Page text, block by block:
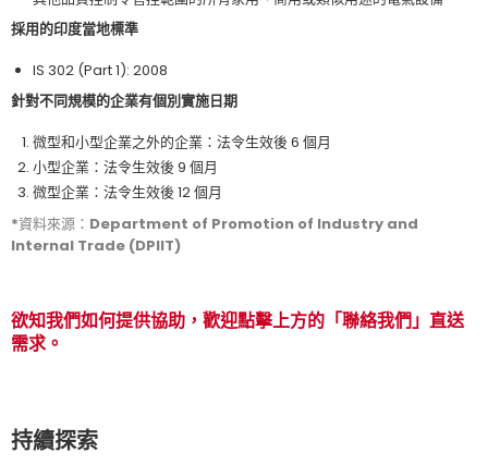
採用的印度當地標準
IS 302 (Part 1): 2008
針對不同規模的企業有個別實施日期
微型和小型企業之外的企業：法令生效後 6 個月
小型企業：法令生效後 9 個月
微型企業：法令生效後 12 個月
*資料來源：Department of Promotion of Industry and
Internal Trade (DPIIT)
欲知我們如何提供協助，歡迎點擊上方的「聯絡我們」直送
需求。
持續探索